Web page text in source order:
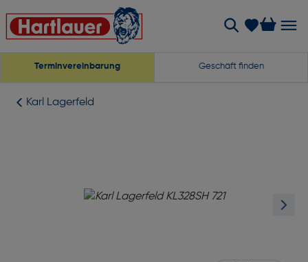
Terminvereinbarung Geschäft finden
Karl Lagerfeld